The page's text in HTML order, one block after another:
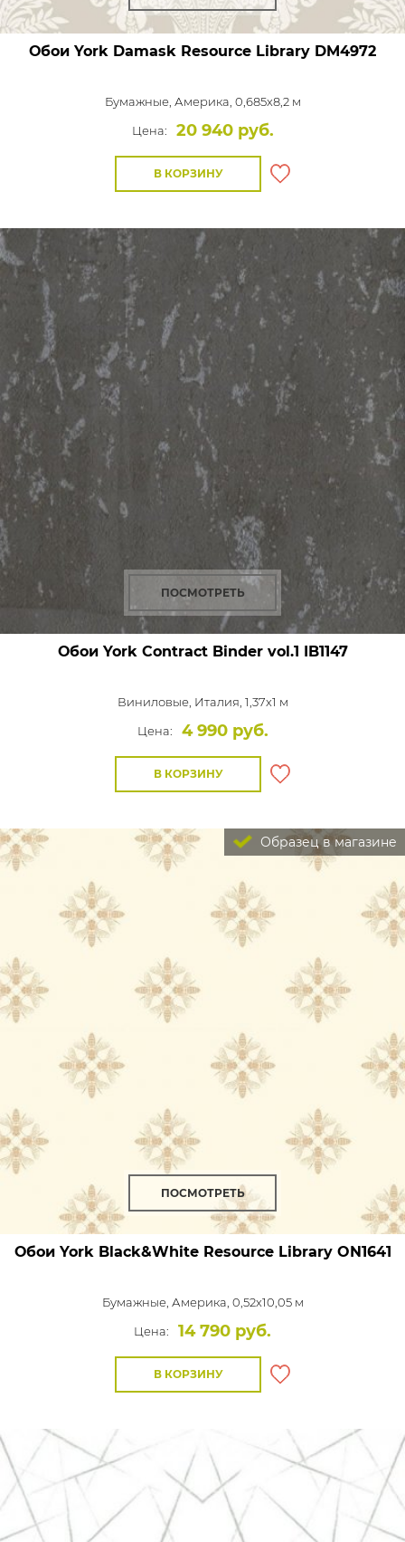
Обои York Damask Resource Library DM4972
Бумажные, Америка, 0,685x8,2 м
Цена:
20 940 руб.
В КОРЗИНУ
ПОСМОТРЕТЬ
Обои York Contract Binder vol.1 IB1147
Виниловые, Италия, 1,37x1 м
Цена:
4 990 руб.
В КОРЗИНУ
Образец в магазине
ПОСМОТРЕТЬ
Обои York Black&White Resource LibraryON1641
Бумажные, Америка, 0,52x10,05 м
Цена:
14 790 руб.
В КОРЗИНУ